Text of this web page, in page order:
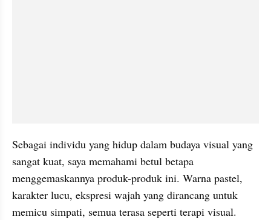
Sebagai individu yang hidup dalam budaya visual yang
sangat kuat, saya memahami betul betapa
menggemaskannya produk-produk ini. Warna pastel,
karakter lucu, ekspresi wajah yang dirancang untuk
memicu simpati, semua terasa seperti terapi visual.